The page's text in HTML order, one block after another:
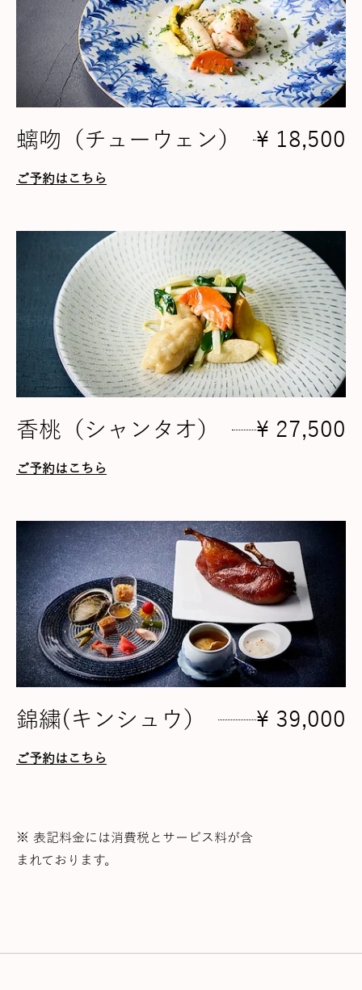
螭吻（チューウェン） ¥ 18,500
ご予約はこちら
香桃（シャンタオ） ¥ 27,500
ご予約はこちら
錦繍(キンシュウ） ¥ 39,000
ご予約はこちら
※ 表記料金には消費税とサービス料が含
まれております。